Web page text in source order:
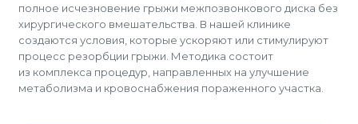
полное исчезновение грыжи межпозвонкового диска без
хирургического вмешательства. В нашей клинике
создаются условия, которые ускоряют или стимулируют
процесс резорбции грыжи. Методика состоит
из комплекса процедур, направленных на улучшение
метаболизма и кровоснабжения пораженного участка.